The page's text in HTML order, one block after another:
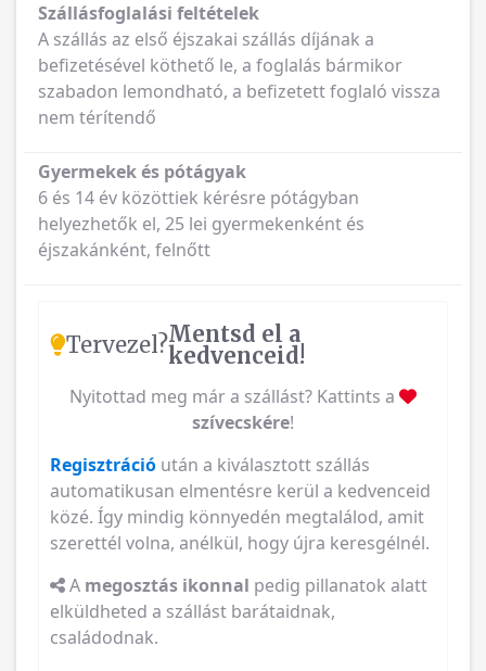
Szállásfoglalási feltételek
A szállás az első éjszakai szállás díjának a
befizetésével köthető le, a foglalás bármikor
szabadon lemondható, a befizetett foglaló vissza
nem térítendő
Gyermekek és pótágyak
6 és 14 év közöttiek kérésre pótágyban
helyezhetők el, 25 lei gyermekenként és
éjszakánként, felnőtt
Tervezel?Mentsd el a
kedvenceid!
Nyitottad meg már a szállást? Kattints a
szívecskére!
Regisztráció után a kiválasztott szállás
automatikusan elmentésre kerül a kedvenceid
közé. Így mindig könnyedén megtalálod, amit
szerettél volna, anélkül, hogy újra keresgélnél.
A megosztás ikonnal pedig pillanatok alatt
elküldheted a szállást barátaidnak,
családodnak.